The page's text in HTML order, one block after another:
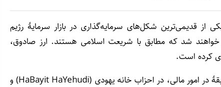
از قدیمی‌ترین شکل‌های سرمایه‌گذاری در بازار سرمایۀ رژیم
شد که مطابق با شریعت اسلامی هستند. ارز صادوق،
کرده است.
صادوق که برای زندگی به شهر الکانا در سامریه رفته، افزون بر سابقۀ در امور مالی، در احزاب خانه یهودی (HaBayit HaYehudi) و